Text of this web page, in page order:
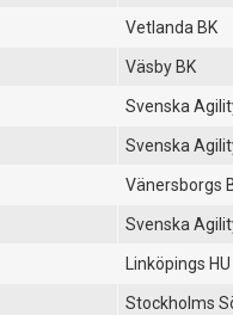
Vetlanda BK
Väsby BK
Svenska
Svenska
Vänersborgs
Svenska
Linköpings HU
Stockholms